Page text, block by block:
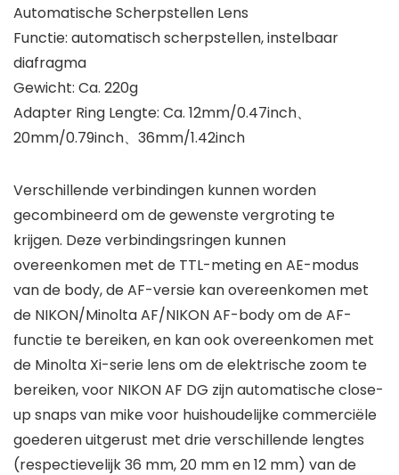
Automatische Scherpstellen Lens
Functie: automatisch scherpstellen, instelbaar
diafragma
Gewicht: Ca. 220g
Adapter Ring Lengte: Ca. 12mm/0.47inch、
20mm/0.79inch、36mm/1.42inch
Verschillende verbindingen kunnen worden
gecombineerd om de gewenste vergroting te
krijgen. Deze verbindingsringen kunnen
overeenkomen met de TTL-meting en AE-modus
van de body, de AF-versie kan overeenkomen met
de NIKON/Minolta AF/NIKON AF-body om de AF-
functie te bereiken, en kan ook overeenkomen met
de Minolta Xi-serie lens om de elektrische zoom te
bereiken, voor NIKON AF DG zijn automatische close-
up snaps van mike voor huishoudelijke commerciële
goederen uitgerust met drie verschillende lengtes
(respectievelijk 36 mm, 20 mm en 12 mm) van de